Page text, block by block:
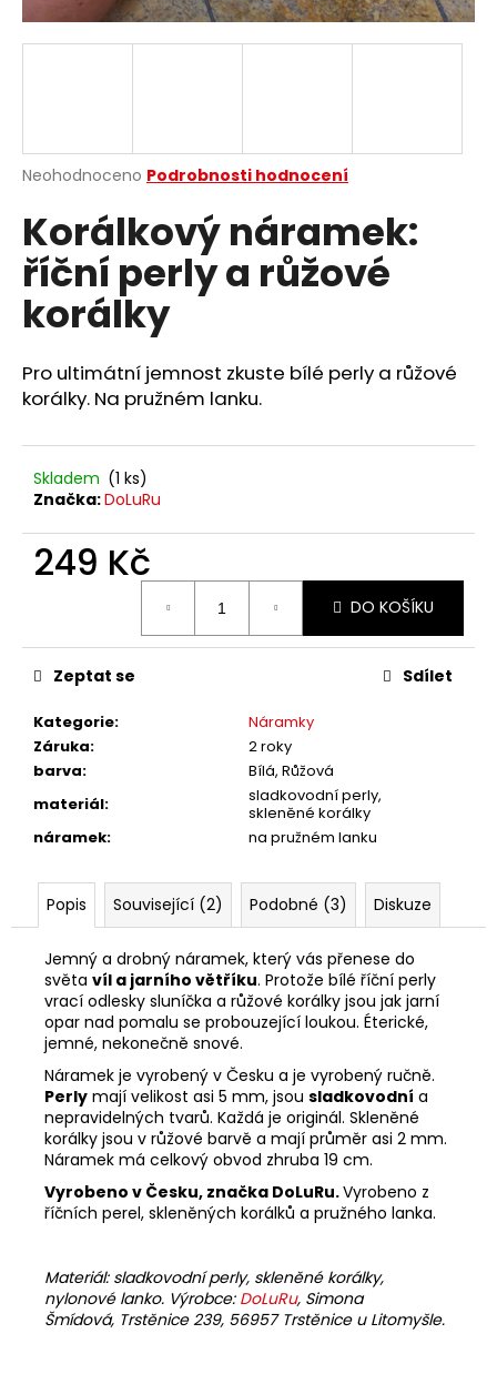
Průměrné
produktu
je
0,0
5
hvězdiček.
Neohodnoceno Podrobnosti hodnocení
Korálkový náramek:
říční perly a růžové
korálky
Pro ultimátní jemnost zkuste bílé perly a růžové
korálky. Na pružném lanku.
Skladem (1 ks)
Značka:DoLuRu
249 Kč
DO KOŠÍKU
Kategorie:
Náramky
Záruka:
2 roky
barva:
Bílá, Růžová
materiál:
sladkovodní perly,
skleněné korálky
náramek: na pružném lanku
Zeptat se Sdílet
Popis Související (2) Podobné (3) Diskuze
Jemný a drobný náramek, který vás přenese do
světa víl a jarního větříku. Protože bílé říční perly
vrací odlesky sluníčka a růžové korálky jsou jak jarní
opar nad pomalu se probouzející loukou. Éterické,
jemné, nekonečně snové.
Náramek je vyrobený v Česku a je vyrobený ručně.
Perly mají velikost asi 5 mm, jsou sladkovodní a
nepravidelných tvarů. Každá je originál. Skleněné
korálky jsou v růžové barvě a mají průměr asi 2 mm.
Náramek má celkový obvod zhruba 19 cm.
Vyrobeno v Česku, značka DoLuRu.Vyrobeno z
říčních perel, skleněných korálků a pružného lanka.
Materiál: sladkovodní perly, skleněné korálky,
nylonové lanko. Výrobce: DoLuRu, Simona
Šmídová, Trstěnice 239, 56957 Trstěnice u Litomyšle.
a
j
?
HLEDAT
o
p
r
u
č
u